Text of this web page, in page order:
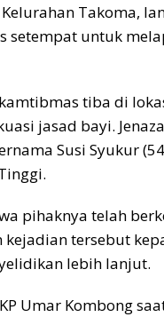
Takoma,
setempat untuk
tiba di
jasad bayi.
Susi Syukur
pihaknya telah
tersebut
lebih lanjut.
Umar Kombong